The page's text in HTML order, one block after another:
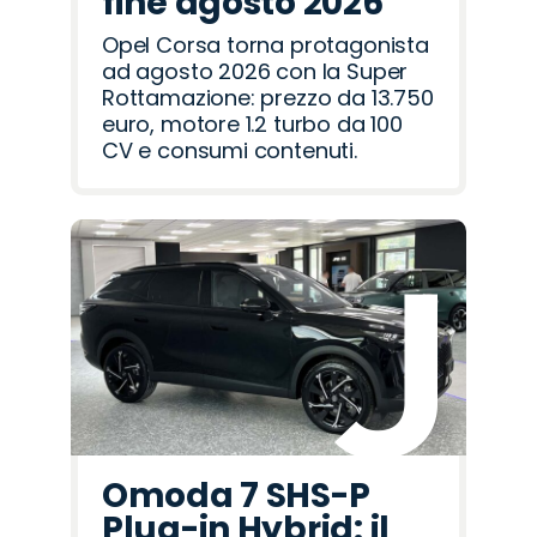
Opel Corsa torna protagonista
ad agosto 2026 con la Super
Rottamazione: prezzo da 13.750
euro, motore 1.2 turbo da 100
CV e consumi contenuti.
Omoda 7 SHS-P